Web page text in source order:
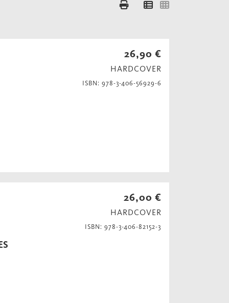
26,90 €
HARDCOVER
ISBN: 978-3-406-56929-6
26,00 €
HARDCOVER
ISBN: 978-3-406-82152-3